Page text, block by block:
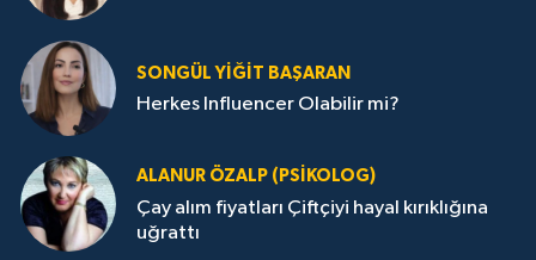
SONGÜL YIĞIT BAŞARAN
Herkes Influencer Olabilir mi?
ALANUR ÖZALP (PSIKOLOG)
Çay alım fiyatları Çiftçiyi hayal kırıklığına
uğrattı